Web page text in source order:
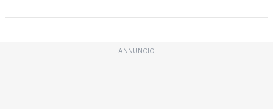
ANNUNCIO